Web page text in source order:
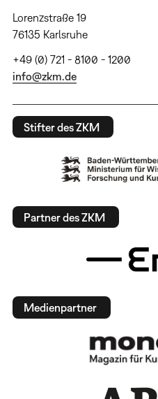
Lorenzstraße 19
76135 Karlsruhe
+49 (0) 721 - 8100 - 1200
info@zkm.de
Stifter des ZKM
Partner des ZKM
Medienpartner